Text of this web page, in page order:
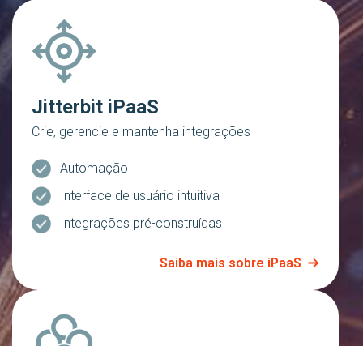
Jitterbit iPaaS
Crie, gerencie e mantenha integrações
Automação
Interface de usuário intuitiva
Integrações pré-construídas
Saiba mais sobre iPaaS